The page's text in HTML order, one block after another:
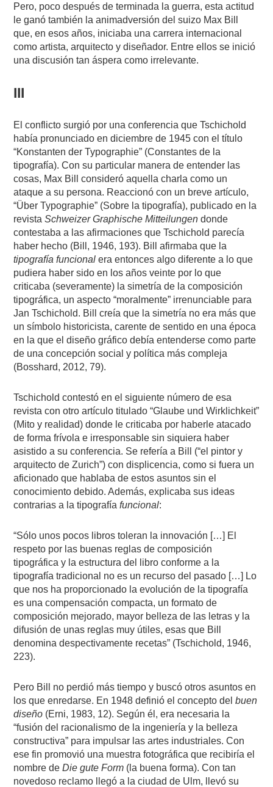
Pero, poco después de terminada la guerra, esta actitud
le ganó también la animadversión del suizo Max Bill
que, en esos años, iniciaba una carrera internacional
como artista, arquitecto y diseñador. Entre ellos se inició
una discusión tan áspera como irrelevante.
III
El conflicto surgió por una conferencia que Tschichold
había pronunciado en diciembre de 1945 con el título
“Konstanten der Typographie” (Constantes de la
tipografía). Con su particular manera de entender las
cosas, Max Bill consideró aquella charla como un
ataque a su persona. Reaccionó con un breve artículo,
“Über Typographie” (Sobre la tipografía), publicado en la
revistaSchweizer Graphische Mitteilungen donde
contestaba a las afirmaciones que Tschichold parecía
haber hecho (Bill, 1946, 193). Bill afirmaba que la
tipografía funcional era entonces algo diferente a lo que
pudiera haber sido en los años veinte por lo que
criticaba (severamente) la simetría de la composición
tipográfica, un aspecto “moralmente” irrenunciable para
Jan Tschichold. Bill creía que la simetría no era más que
un símbolo historicista, carente de sentido en una época
en la que el diseño gráfico debía entenderse como parte
de una concepción social y política más compleja
(Bosshard, 2012, 79).
Tschichold contestó en el siguiente número de esa
revista con otro artículo titulado “Glaube und Wirklichkeit”
(Mito y realidad) donde le criticaba por haberle atacado
de forma frívola e irresponsable sin siquiera haber
asistido a su conferencia. Se refería a Bill (“el pintor y
arquitecto de Zurich”) con displicencia, como si fuera un
aficionado que hablaba de estos asuntos sin el
conocimiento debido. Además, explicaba sus ideas
contrarias a la tipografíafuncional:
“Sólo unos pocos libros toleran la innovación […] El
respeto por las buenas reglas de composición
tipográfica y la estructura del libro conforme a la
tipografía tradicional no es un recurso del pasado […] Lo
que nos ha proporcionado la evolución de la tipografía
es una compensación compacta, un formato de
composición mejorado, mayor belleza de las letras y la
difusión de unas reglas muy útiles, esas que Bill
denomina despectivamente recetas” (Tschichold, 1946,
223).
Pero Bill no perdió más tiempo y buscó otros asuntos en
los que enredarse. En 1948 definió el concepto delbuen
diseño (Erni, 1983, 12). Según él, era necesaria la
“fusión del racionalismo de la ingeniería y la belleza
constructiva” para impulsar las artes industriales. Con
ese fin promovió una muestra fotográfica que recibiría el
nombre deDie gute Form (la buena forma). Con tan
novedoso reclamo llegó a la ciudad de Ulm, llevó su